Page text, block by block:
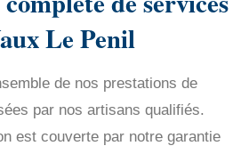
Le Penil
de nos prestations de
par nos artisans qualifiés.
est couverte par notre garantie